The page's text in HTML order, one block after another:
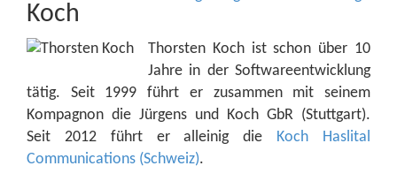
Koch
Thorsten Koch ist schon über 10
Jahre in der Softwareentwicklung
tätig. Seit 1999 führt er zusammen mit seinem
Kompagnon die Jürgens und Koch GbR (Stuttgart).
Seit 2012 führt er alleinig die Koch Haslital
Communications (Schweiz).